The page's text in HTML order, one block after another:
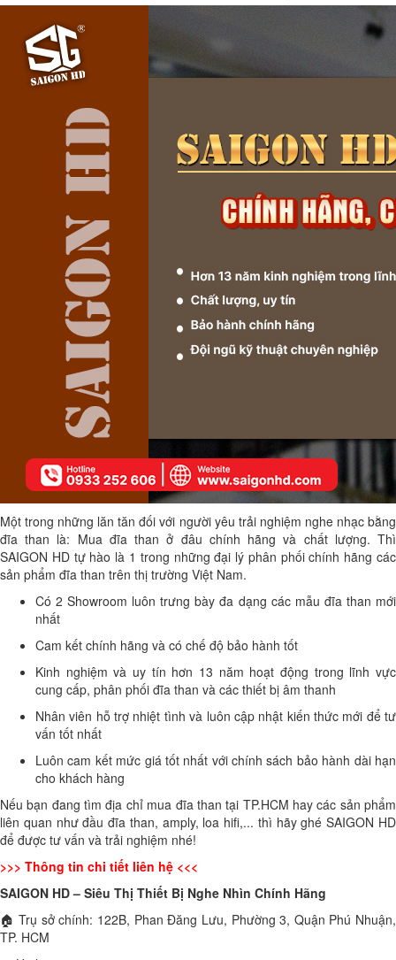
Một trong những lăn tăn đối với người yêu trải nghiệm nghe nhạc bằng
đĩa than là: Mua đĩa than ở đâu chính hãng và chất lượng. Thì
SAIGON HD tự hào là 1 trong những đại lý phân phối chính hãng các
sản phẩm đĩa than trên thị trường Việt Nam.
Có 2 Showroom luôn trưng bày đa dạng các mẫu đĩa than mới
nhất
Cam kết chính hãng và có chế độ bảo hành tốt
Kinh nghiệm và uy tín hơn 13 năm hoạt động trong lĩnh vực
cung cấp, phân phối đĩa than và các thiết bị âm thanh
Nhân viên hỗ trợ nhiệt tình và luôn cập nhật kiến thức mới để tư
vấn tốt nhất
Luôn cam kết mức giá tốt nhất với chính sách bảo hành dài hạn
cho khách hàng
Nếu bạn đang tìmđịa chỉ mua đĩa than tại TP.HCM hay các sản phẩm
liên quan như đầu đĩa than, amply, loa hifi,... thì hãy ghé SAIGON HD
để được tư vấn và trải nghiệm nhé!
>>> Thông tin chi tiết liên hệ <<<
SAIGON HD – Siêu Thị Thiết Bị Nghe Nhìn Chính Hãng
🏠 Trụ sở chính: 122B, Phan Đăng Lưu, Phường 3, Quận Phú Nhuận,
TP. HCM